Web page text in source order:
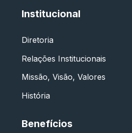
Institucional
Diretoria
Relações Institucionais
Missão, Visão, Valores
História
Benefícios